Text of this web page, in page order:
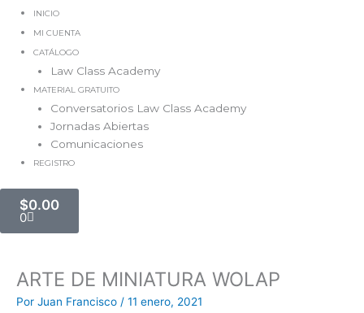
INICIO
MI CUENTA
CATÁLOGO
Law Class Academy
MATERIAL GRATUITO
Conversatorios Law Class Academy
Jornadas Abiertas
Comunicaciones
REGISTRO
$0.00
0
Carrito
ARTE DE MINIATURA WOLAP
Por Juan Francisco / 11 enero, 2021